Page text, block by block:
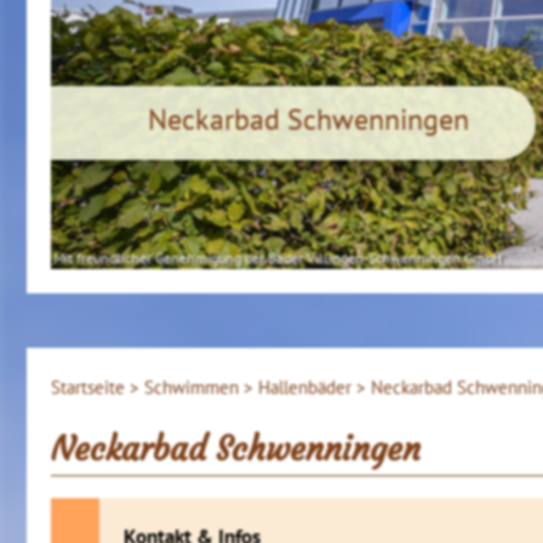
Mit freundlicher Genehmigung der Bäder Villingen-Schwenningen GmbH
Neckarbad Schwenningen
Startseite > Schwimmen > Hallenbäder > Neckarbad
Neckarbad Schwenningen
Kontakt & Infos